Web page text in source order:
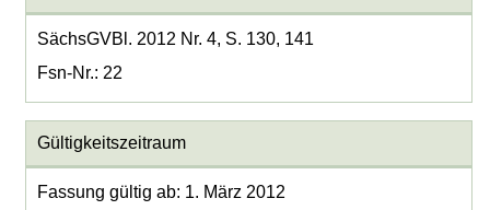
SächsGVBl. 2012 Nr. 4, S. 130, 141
Fsn-Nr.: 22
Gültigkeitszeitraum
Fassung gültig ab: 1. März 2012